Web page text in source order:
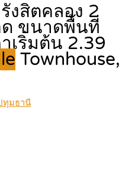
งสิตคลอง 2
ขนาดพื้นที่
เริ่มต้น 2.39
Townhouse,
ทุมธานี